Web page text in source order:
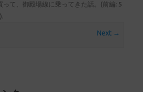
って、御殿場線に乗ってきた話。(前編: 5
.
Next →